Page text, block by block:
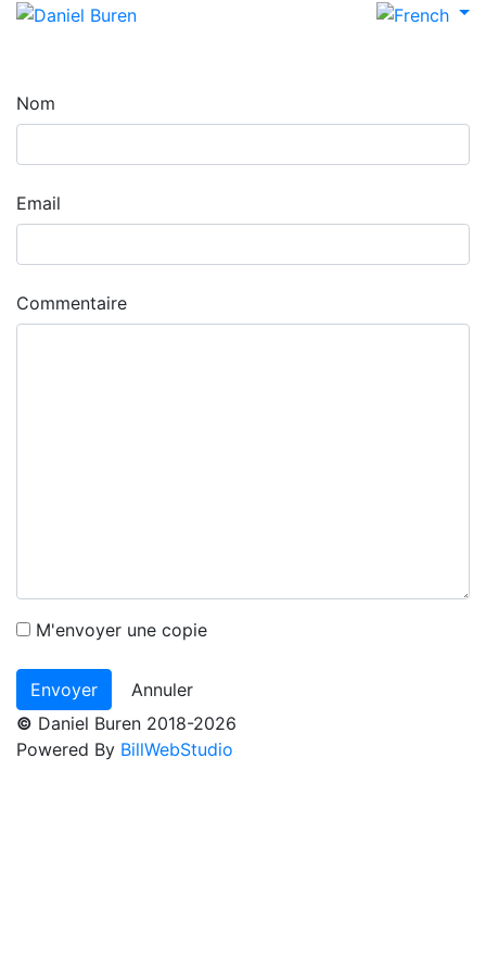
Nom
Email
Commentaire
M'envoyer une copie
Annuler
© Daniel Buren 2018-2026
Powered By BillWebStudio